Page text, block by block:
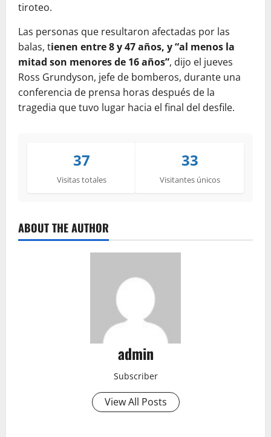
tiroteo.
Las personas que resultaron afectadas por las
balas, tienen entre 8 y 47 años, y “al menos la
mitad son menores de 16 años”, dijo el jueves
Ross Grundyson, jefe de bomberos, durante una
conferencia de prensa horas después de la
tragedia que tuvo lugar hacia el final del desfile.
37
Visitas totales
33
Visitantes únicos
ABOUT THE AUTHOR
admin
Subscriber
View All Posts